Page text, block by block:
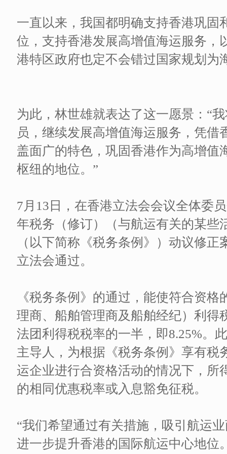
一直以来，我国都明确支持香港巩固
位，支持香港发展高增值海运服务，
港特区政府也定不会错过国家规划为
为此，林世雄就表达了这一愿景：“
员，继续发展高增值海运服务，凭
盖面广的特色，巩固香港作为高增值
枢纽的地位。”
7月13日，在香港立法会会议全体委
年税务（修订）（与航运有关的某些
（以下简称《税务条例》）动议修
立法会通过。
《税务条例》的通过，能使符合资
理商、船舶管理商及船舶经纪）利得
法团利得税税率的一半，即8.25%。
主导人，为根据《税务条例》享有税
运企业进行合资格活动的情况下，所
的相同优惠税率或入息豁免征税。
“我们希望通过有关措施，吸引航运
进一步提升香港的国际航运中心地位